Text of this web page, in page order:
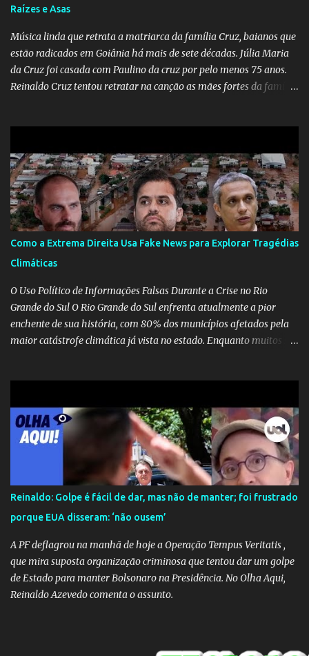
Raízes e Asas
Música linda que retrata a matriarca da família Cruz, baianos que
estão radicados em Goiânia há mais de sete décadas. Júlia Maria
da Cruz foi casada com Paulino da cruz por pelo menos 75 anos.
Reinaldo Cruz tentou retratar na canção as mães fortes da família
Como a Extrema Direita Usa Fake News para Explorar Tragédias
Climáticas
O Uso Político de Informações Falsas Durante a Crise no Rio
Grande do Sul O Rio Grande do Sul enfrenta atualmente a pior
enchente de sua história, com 80% dos municípios afetados pela
maior catástrofe climática já vista no estado. Enquanto muitos se
nas operações de salvamento. O receio é que notícias falsas, como
a de retenção de doações e o transporte de oxigênio, causem mais
apreensão na população já fragilizada por essa grave situação.
Tamanha é a seriedade do problema que o governo do estado
precisou criar uma força-tarefa para checar e desmentir as
desinformações, chegando ao ponto de o governo federal pedir
uma investigação para identificar os autores dessas notícias falsas.
O Negacionismo Climático da Extrema Direita Essa disseminação
de fake news não é uma surpresa, pois faz parte de um padrão...
Reinaldo: Golpe é fácil de dar, mas não de manter; foi frustrado
porque EUA disseram: ‘não ousem’
A PF deflagrou na manhã de hoje a Operação Tempus Veritatis ,
que mira suposta organização criminosa que tentou dar um golpe
de Estado para manter Bolsonaro na Presidência. No Olha Aqui,
Reinaldo Azevedo comenta o assunto.